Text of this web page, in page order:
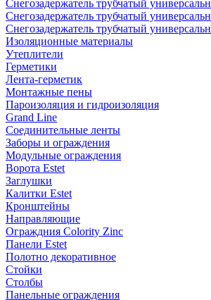
Снегозадержатель трубчатый
Снегозадержатель трубчатый
Снегозадержатель трубчатый
Изоляционные материалы
Утеплители
Герметики
Лента-герметик
Монтажные пены
Пароизоляция и гидроизоляция
Grand Line
Соединительные ленты
Заборы и ограждения
Модульные ограждения
Ворота Estet
Заглушки
Калитки Estet
Кронштейны
Направляющие
Ограждния Colority Zinc
Панели Estet
Полотно декоративное
Стойки
Столбы
Панельные ограждения